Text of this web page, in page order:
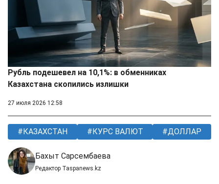
Рубль подешевел на 10,1%: в обменниках
Казахстана скопились излишки
27 июля 2026 12:58
КАЗАХСТАН КУРС ВАЛЮТ ДОЛЛАР
Бахыт Сарсембаева
Редактор Taspanews.kz